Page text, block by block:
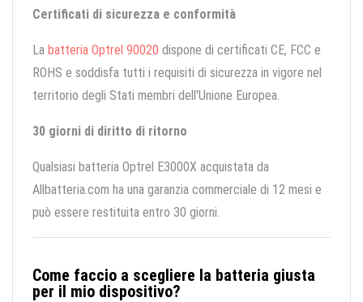
Certificati di sicurezza e conformità
La batteria Optrel 90020 dispone di certificati CE, FCC e
ROHS e soddisfa tutti i requisiti di sicurezza in vigore nel
territorio degli Stati membri dell'Unione Europea.
30 giorni di diritto di ritorno
Qualsiasi batteria Optrel E3000X acquistata da
Allbatteria.com ha una garanzia commerciale di 12 mesi e
può essere restituita entro 30 giorni.
Come faccio a scegliere la batteria giusta
per il mio dispositivo?